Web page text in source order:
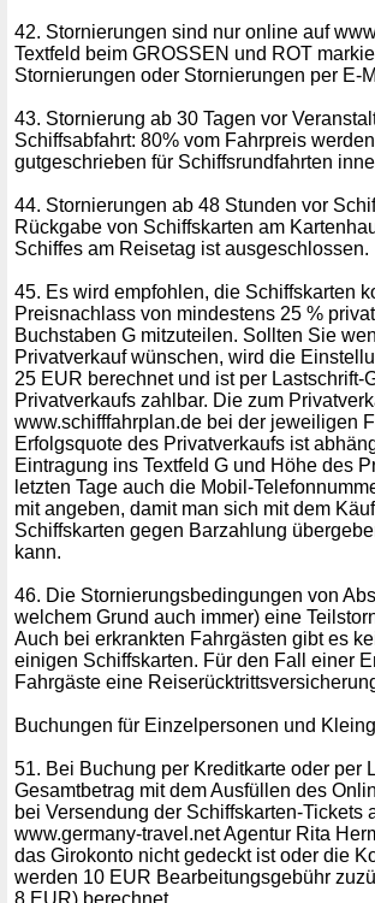
42. Stornierungen sind nur online auf
Textfeld beim GROSSEN und ROT
Stornierungen oder Stornierungen per E-
43. Stornierung ab 30 Tagen vor
Schiffsabfahrt: 80% vom Fahrpreis
gutgeschrieben für Schiffsrundfahrten
44. Stornierungen ab 48 Stunden vor
Rückgabe von Schiffskarten am
Schiffes am Reisetag ist ausgeschlossen.
45. Es wird empfohlen, die Schiffskarten
Preisnachlass von mindestens 25 %
Buchstaben G mitzuteilen. Sollten Sie
Privatverkauf wünschen, wird die
25 EUR berechnet und ist per
Privatverkaufs zahlbar. Die zum
www.schifffahrplan.de bei der jeweiligen
Erfolgsquote des Privatverkaufs ist
Eintragung ins Textfeld G und Höhe des
letzten Tage auch die Mobil-
mit angeben, damit man sich mit dem
Schiffskarten gegen Barzahlung
kann.
46. Die Stornierungsbedingungen von
welchem Grund auch immer) eine
Auch bei erkrankten Fahrgästen gibt es
einigen Schiffskarten. Für den Fall einer
Fahrgäste eine
Buchungen für Einzelpersonen und
51. Bei Buchung per Kreditkarte oder per
Gesamtbetrag mit dem Ausfüllen des
bei Versendung der Schiffskarten-
www.germany-travel.net Agentur Rita
das Girokonto nicht gedeckt ist oder die
werden 10 EUR Bearbeitungsgebühr
8 EUR) berechnet.